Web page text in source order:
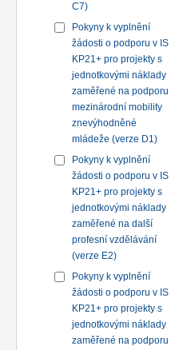
C7)
Pokyny k vyplnění
žádosti o podporu v IS
KP21+ pro projekty s
jednotkovými náklady
zaměřené na podporu
mezinárodní mobility
znevýhodněné
mládeže (verze D1)
Pokyny k vyplnění
žádosti o podporu v IS
KP21+ pro projekty s
jednotkovými náklady
zaměřené na další
profesní vzdělávání
(verze E2)
Pokyny k vyplnění
žádosti o podporu v IS
KP21+ pro projekty s
jednotkovými náklady
zaměřené na podporu